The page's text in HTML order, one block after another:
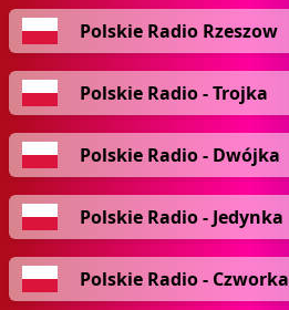
Polskie Radio Rzeszow
Polskie Radio - Trojka
Polskie Radio - Dwójka
Polskie Radio - Jedynka
Polskie Radio - Czworka